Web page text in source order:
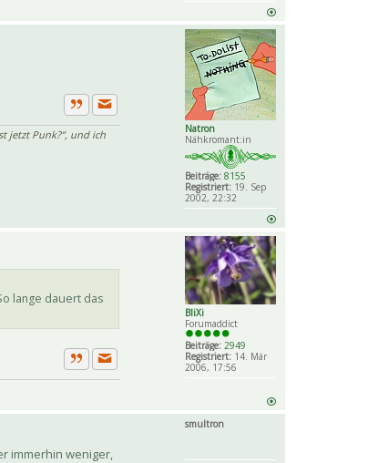
Natron
Nähkromant:in
Beiträge: 8155
Registriert: 19. Sep
2002, 22:32
ZitatPrivate Nachricht senden
jetzt Punk?“, und ich
BliXi
Forumaddict
Beiträge: 2949
Registriert: 14. Mär
2006, 17:56
lange dauert das
ZitatPrivate Nachricht senden
smultron
immerhin weniger,